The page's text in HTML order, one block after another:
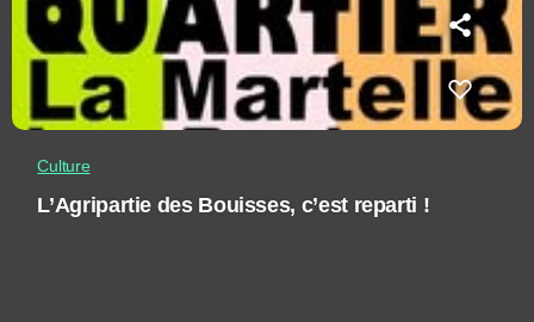
Culture
L’Agripartie des Bouisses, c’est reparti !